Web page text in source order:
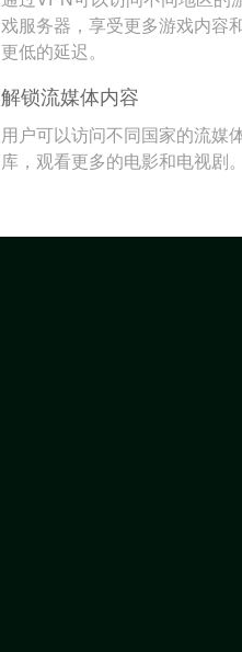
戏服务器，享受更多游戏内容
更低的延迟。
解锁流媒体内容
用户可以访问不同国家的流媒
库，观看更多的电影和电视剧。